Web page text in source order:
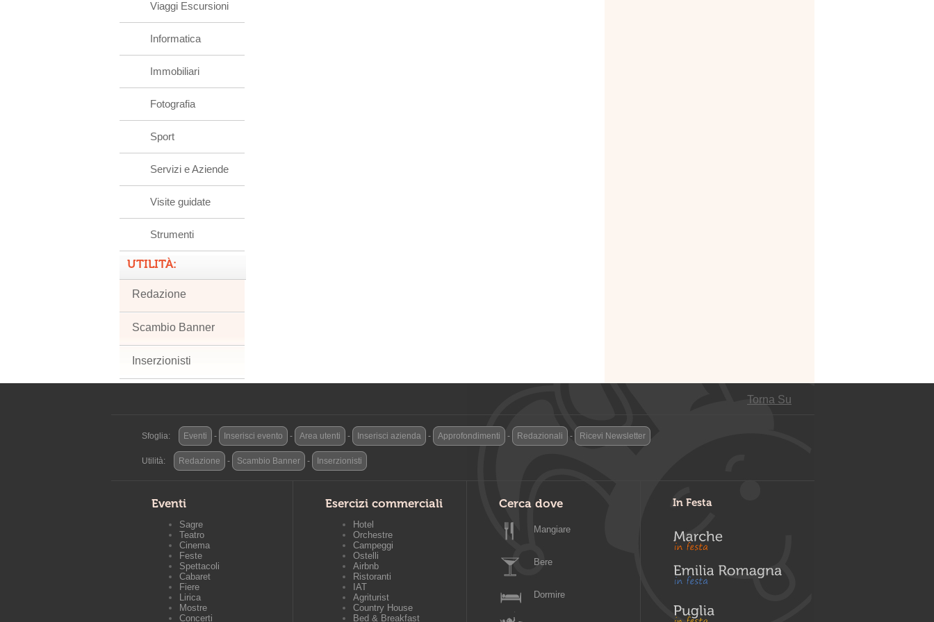
Viaggi Escursioni
Informatica
Immobiliari
Fotografia
Sport
Servizi e Aziende
Visite guidate
Strumenti
UTILITÀ:
Redazione
Scambio Banner
Inserzionisti
Torna Su
Sfoglia: Eventi - Inserisci evento - Area utenti - Inserisci azienda - Approfondimenti - Redazionali - Ricevi Newsletter
Utilità: Redazione - Scambio Banner - Inserzionisti
Eventi
Sagre
Teatro
Cinema
Feste
Spettacoli
Cabaret
Fiere
Lirica
Mostre
Concerti
Esercizi commerciali
Hotel
Orchestre
Campeggi
Ostelli
Airbnb
Ristoranti
IAT
Agriturist
Country House
Bed & Breakfast
Cerca dove
Mangiare
Bere
Dormire
In Festa